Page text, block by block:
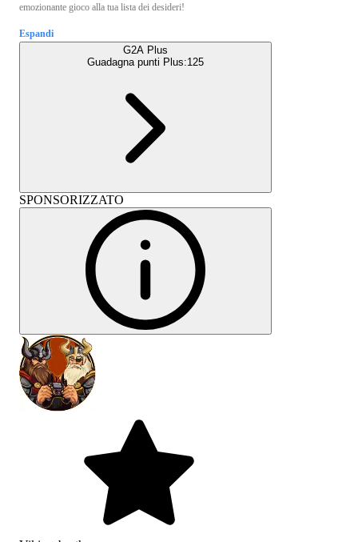
emozionante gioco alla tua lista dei desideri!
Espandi
G2A Plus
Guadagna punti Plus:125
SPONSORIZZATO